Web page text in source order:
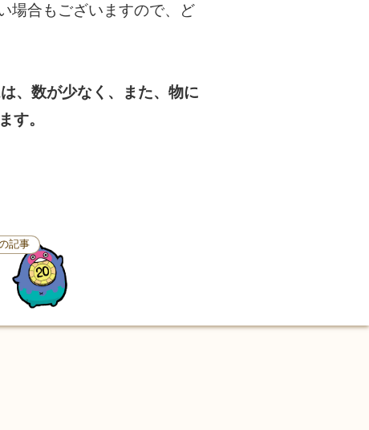
場合もございますので、ど
、数が少なく、また、物に
す。
記事